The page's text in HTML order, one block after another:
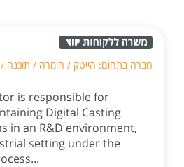
חברה בתחום: הייטק / חומרה / תוכנה /
is responsible for
Digital Casting
in an R&D environment,
setting under the